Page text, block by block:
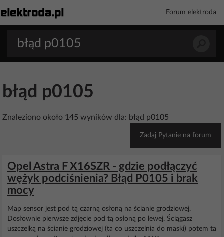
Forum elektroda
błąd p0105
Znaleziono około 145 wyników dla: błąd p0105
Zadaj Pytanie na forum
Opel Astra F X16SZR - gdzie podłączyć
wężyk podciśnienia? Błąd P0105 i brak
mocy
Map sensor jest pod tą czarną osłoną na ścianie grodziowej.
Dosłownie pierwsze zdjęcie pod tą osłoną po lewej. Ściągasz
uszczelką na ścianie grodziowej (ta co uszczelnia do maski) potem ta